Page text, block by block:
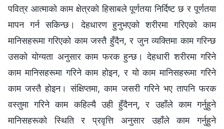
पवित्र आत्माको काम क्षेत्रको हिसाबले पूर्णतया निर्दिष्ट छ र पूर्णतया
मापन गर्न सकिन्छ। देहधारण हुनुभएको शरीरमा गरिएको काम
मानिसहरूमा गरिएको काम जस्तै हुँदैन, र जुन व्यक्तिमा काम गरिन्छ
उसको योग्यता अनुसार काम फरक हुन्छ। देहधारी शरीरमा गरिने
काम मानिसहरूमा गरिने काम होइन, र यो काम मानिसहरूमा गरिने
काम जस्तै होइन। संक्षिप्तमा, काम जसरी गरिने भए तापनि फरक
वस्तुमा गरिने काम कहिल्यै उही हुँदैनन्, र उहाँले काम गर्नुहुने
मानिसहरूको स्थिति र प्रवृत्ति अनुसार उहाँले काम गर्नुहुने